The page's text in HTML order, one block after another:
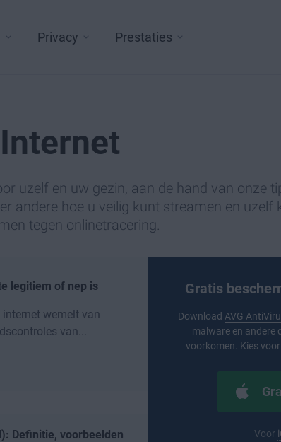
Privacy Prestaties
Internet
uzelf en uw gezin, aan de hand van onze
andere hoe u veilig kunt streamen en uzelf
tegen onlinetracering.
legitiem of nep is
wemelt van
van...
Definitie, voorbeelden
Gratis
Download AVG
malware en andere
voorkomen. Kies
Voor